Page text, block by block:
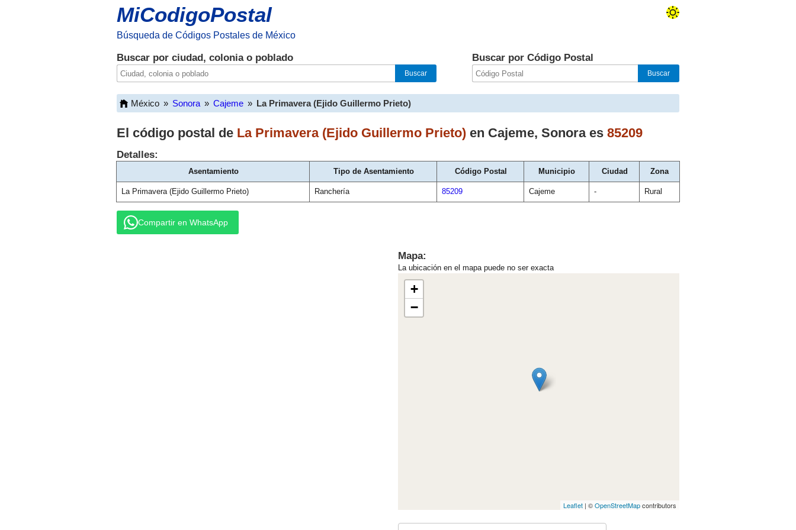
MiCodigoPostal
Búsqueda de Códigos Postales de México
Buscar por ciudad, colonia o poblado Buscar por Código Postal
México » Sonora » Cajeme » La Primavera (Ejido Guillermo Prieto)
El código postal de La Primavera (Ejido Guillermo Prieto) en Cajeme, Sonoraes 85209
Detalles:
Asentamiento Tipo de Asentamiento Código Postal Municipio Ciudad Zona
La Primavera (Ejido Guillermo Prieto) Ranchería 85209 Cajeme - Rural
Compartir en WhatsApp
Mapa:
La ubicación en el mapa puede no ser exacta
+
−
Leaflet | ©OpenStreetMapcontributors